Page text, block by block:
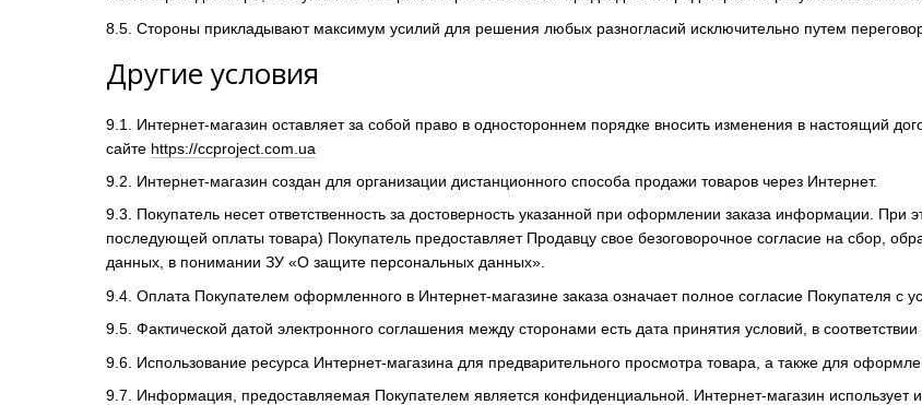
8.5. Стороны прикладывают максимум усилий для решения любых разногласий исключительно путем
Другие условия
9.1. Интернет-магазин оставляет за собой право в одностороннем порядке вносить изменения в настоящий
сайте https://ccproject.com.ua
9.2. Интернет-магазин создан для организации дистанционного способа продажи товаров через Интернет.
9.3. Покупатель несет ответственность за достоверность указанной при оформлении заказа информации.
последующей оплаты товара) Покупатель предоставляет Продавцу свое безоговорочное согласие на сбор,
данных, в понимании ЗУ «О защите персональных данных».
9.4. Оплата Покупателем оформленного в Интернет-магазине заказа означает полное согласие Покупателя с
9.5. Фактической датой электронного соглашения между сторонами есть дата принятия условий, в
9.6. Использование ресурса Интернет-магазина для предварительного просмотра товара, а также для
9.7. Информация, предоставляемая Покупателем является конфиденциальной. Интернет-магазин